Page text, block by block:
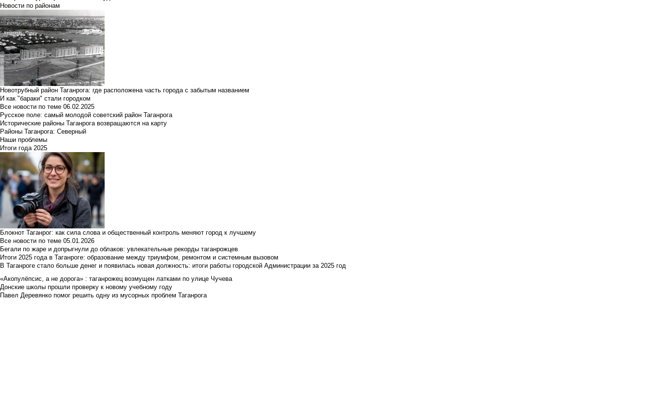
Новости по районам
Новотрубный район Таганрога: где расположена часть города с забытым названием
И как "бараки" стали городком
Все новости по теме 06.02.2025
Русское поле: самый молодой советский район Таганрога
Исторические районы Таганрога возвращаются на карту
Районы Таганрога: Северный
Наши проблемы
Итоги года 2025
Блокнот Таганрог: как сила слова и общественный контроль меняют город к лучшему
Все новости по теме 05.01.2026
Бегали по жаре и допрыгнули до облаков: увлекательные рекорды таганрожцев
Итоги 2025 года в Таганроге: образование между триумфом, ремонтом и системным вызовом
В Таганроге стало больше денег и появилась новая должность: итоги работы городской Администрации за 2025 год
«Акопулёпсис, а не дорога» : таганрожец возмущен латками по улице Чучева
Донские школы прошли проверку к новому учебному году
Павел Деревянко помог решить одну из мусорных проблем Таганрога